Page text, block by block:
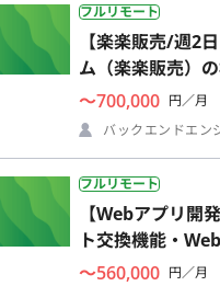
フルリモート
【楽楽販売/週2
ム（楽楽販売）
〜700,000 円／月
バックエンドエン
フルリモート
【Webアプリ開
ト交換機能・
〜560,000 円／月